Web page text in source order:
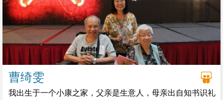
曹绮雯
我出生于一个小康之家，父亲是生意人，母亲出自知书识礼